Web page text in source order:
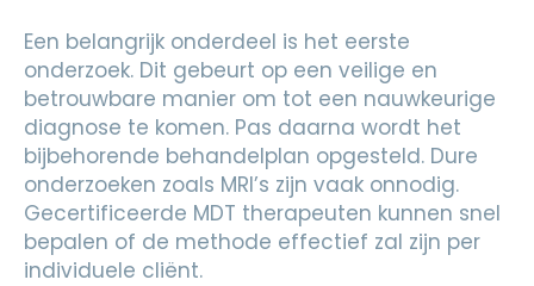
Een belangrijk onderdeel is het eerste
onderzoek. Dit gebeurt op een veilige en
betrouwbare manier om tot een nauwkeurige
diagnose te komen. Pas daarna wordt het
bijbehorende behandelplan opgesteld. Dure
onderzoeken zoals MRI’s zijn vaak onnodig.
Gecertificeerde MDT therapeuten kunnen snel
bepalen of de methode effectief zal zijn per
individuele cliënt.